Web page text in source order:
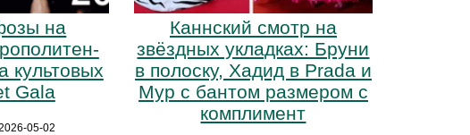
на
культовых
Gala
05-02
Каннский смотр на
звёздных укладках: Бруни
в полоску, Хадид в Prada и
Мур с бантом размером с
комплимент